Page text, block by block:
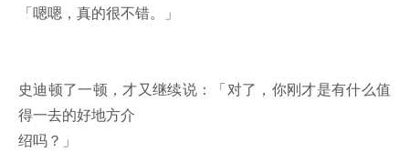
「嗯嗯，真的很不错。」
史迪顿了一顿，才又继续说：「对了，你刚才是有什么值
得一去的好地方介
绍吗？」